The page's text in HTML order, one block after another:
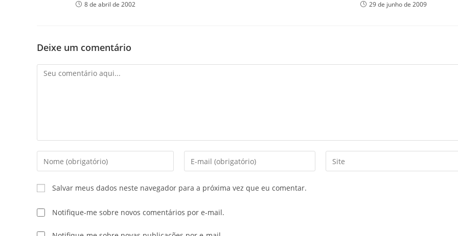
8 de abril de 2002 29 de junho de 2009
Deixe um comentário
Salvar meus dados neste navegador para a próxima vez que eu comentar.
Notifique-me sobre novos comentários por e-mail.